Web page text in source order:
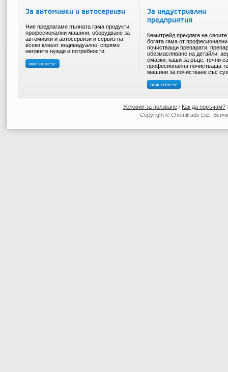
За автомивки и автосервизи
Ние предлагаме пълната гама продукти,
професионални машини, оборудване за
автомивки и автосервизи и сервиз на
всеки клиент индивидуално, спрямо
неговите нужди и потребности.
виж повече
За индустриални
предприятия
Кемитрейд предлага на своите
богата гама от професионални
почистващи препарати,
обезмасляване на детайли,
смазки, каши за ръце, течни
професионална почистваща
машини за почистване със
виж повече
Условия за ползване / Как да поръчам?
Copyright © Chemitrade Ltd..